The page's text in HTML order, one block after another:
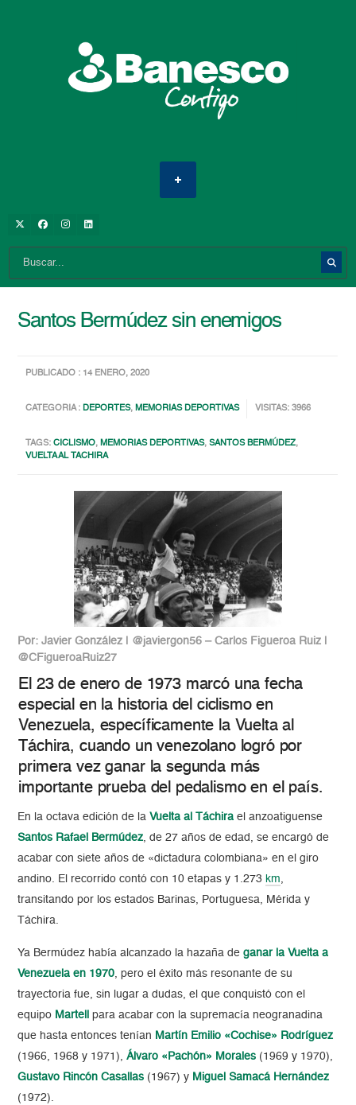
Santos Bermúdez sin enemigos
PUBLICADO : 14 ENERO, 2020
CATEGORIA :DEPORTES,MEMORIAS DEPORTIVAS VISITAS: 3966
TAGS:CICLISMO,MEMORIAS DEPORTIVAS,SANTOS BERMÚDEZ,
VUELTA AL TACHIRA
Por: Javier González | @javiergon56 – Carlos Figueroa Ruiz |
@CFigueroaRuiz27
El 23 de enero de 1973 marcó una fecha
especial en la historia del ciclismo en
Venezuela, específicamente la Vuelta al
Táchira, cuando un venezolano logró por
primera vez ganar la segunda más
importante prueba del pedalismo en el país.
En la octava edición de la Vuelta al Táchira el anzoatiguense
Santos Rafael Bermúdez, de 27 años de edad, se encargó de
acabar con siete años de «dictadura colombiana» en el giro
andino. El recorrido contó con 10 etapas y 1.273 km,
transitando por los estados Barinas, Portuguesa, Mérida y
Táchira.
Ya Bermúdez había alcanzado la hazaña deganar la Vuelta a
Venezuela en 1970, pero el éxito más resonante de su
trayectoria fue, sin lugar a dudas, el que conquistó con el
equipo Martell
para acabar con la supremacía neogranadina
que hasta entonces tenían Martín Emilio «Cochise» Rodríguez
(1966, 1968 y 1971),Álvaro «Pachón» Morales (1969 y 1970),
Gustavo Rincón Casallas (1967) y Miguel Samacá Hernández
(1972).